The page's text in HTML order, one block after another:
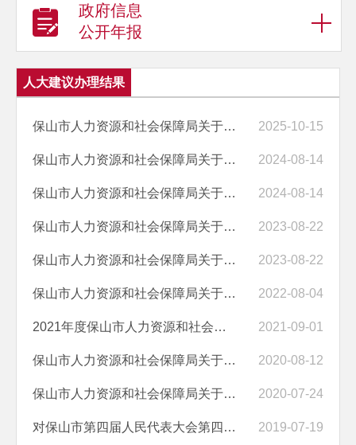
政府信息
公开年报
人大建议办理结果
保山市人力资源和社会保障局关于门户网站人大建议办理栏目未及时更新的... 2025-10-15
保山市人力资源和社会保障局关于保山市人大五届四次会议第0006号建议答... 2024-08-14
保山市人力资源和社会保障局关于保山市人大五届四次会议第0001号建议答... 2024-08-14
保山市人力资源和社会保障局关于保山市人大五届三次会议第43号建议答复... 2023-08-22
保山市人力资源和社会保障局关于保山市人大五届三次会议第8号建议答复的函 2023-08-22
保山市人力资源和社会保障局关于保山市五届人大第一会议第15号建议答复... 2022-08-04
2021年度保山市人力资源和社会保障局未收到人大代表建议 2021-09-01
保山市人力资源和社会保障局关于保山市第四届人大六次会议第65号建议答... 2020-08-12
保山市人力资源和社会保障局关于保山市第四届人大六次会议第66号建议答... 2020-07-24
对保山市第四届人民代表大会第四次会议第61号建议的答复 2019-07-19